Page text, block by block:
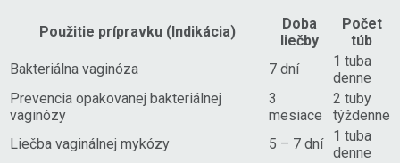
Použitie prípravku (Indikácia)
Doba
liečby
Počet
túb
Bakteriálna vaginóza
7 dní
1 tuba
denne
Prevencia opakovanej bakteriálnej
vaginózy
3
mesiace
2 tuby
týždenne
Liečba vaginálnej mykózy
5 – 7 dní
1 tuba
denne